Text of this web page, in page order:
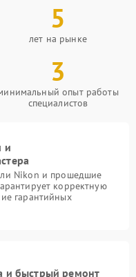
5
лет на рынке
3
опыт работы
специалистов
и
Nikon и прошедшие
корректную
гарантийных
и быстрый ремонт